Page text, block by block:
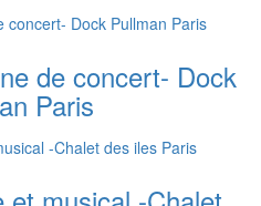
de concert- Dock
Paris